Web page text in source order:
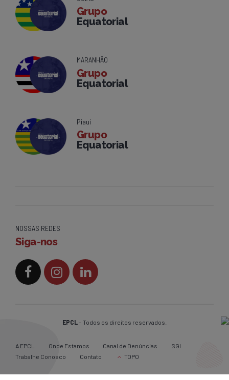
Grupo
Equatorial
MARANHÃO
Grupo
Equatorial
Piauí
Grupo
Equatorial
NOSSAS REDES
Siga-nos
EPCL– Todos os direitos reservados.
A EPCL Onde Estamos Canal de Denúncias
SGI
Trabalhe Conosco
Contato TOPO